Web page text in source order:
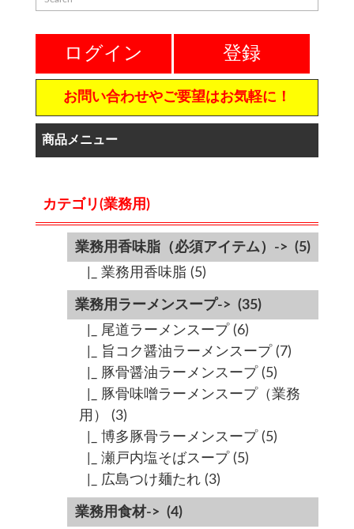
ログイン 登録
お問い合わせやご要望はお気軽に！
商品メニュー
カテゴリ(業務用)
業務用香味脂（必須アイテム）-> (5)
|_ 業務用香味脂 (5)
業務用ラーメンスープ-> (35)
|_ 尾道ラーメンスープ(6)
|_ 旨コク醤油ラーメンスープ(7)
|_ 豚骨醤油ラーメンスープ(5)
|_ 豚骨味噌ラーメンスープ（業務
用）
(3)
|_ 博多豚骨ラーメンスープ(5)
|_ 瀬戸内塩そばスープ(5)
|_ 広島つけ麺たれ(3)
業務用食材-> (4)